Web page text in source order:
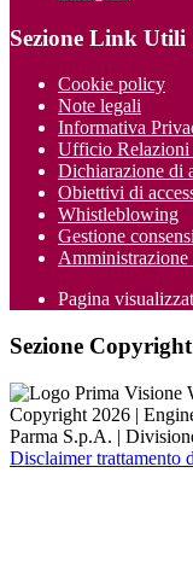
Sezione Link Utili
Cookie policy
Note legali
Informativa
Ufficio
Dichiarazione di
Obiettivi di
Whistleblowing
Gestione
Amministrazione
Pagina
Sezione Copyright
Copyright 2026 |
Parma S.p.A. |
Disclaimer trattamento